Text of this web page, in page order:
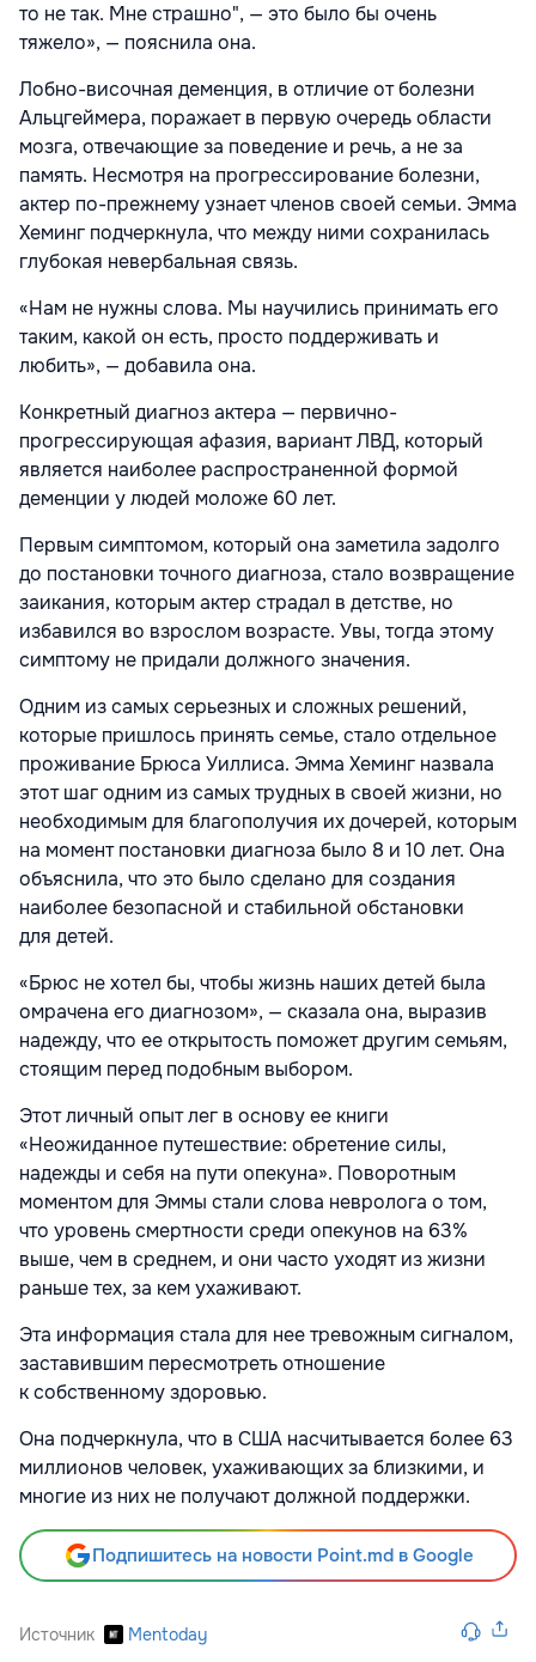
то не так. Мне страшно", — это было бы очень
тяжело», — пояснила она.
Лобно-височная деменция, в отличие от болезни
Альцгеймера, поражает в первую очередь области
мозга, отвечающие за поведение и речь, а не за
память. Несмотря на прогрессирование болезни,
актер по-прежнему узнает членов своей семьи. Эмма
Хеминг подчеркнула, что между ними сохранилась
глубокая невербальная связь.
«Нам не нужны слова. Мы научились принимать его
таким, какой он есть, просто поддерживать и
любить», — добавила она.
Конкретный диагноз актера — первично-
прогрессирующая афазия, вариант ЛВД, который
является наиболее распространенной формой
деменции у людей моложе 60 лет.
Первым симптомом, который она заметила задолго
до постановки точного диагноза, стало возвращение
заикания, которым актер страдал в детстве, но
избавился во взрослом возрасте. Увы, тогда этому
симптому не придали должного значения.
Одним из самых серьезных и сложных решений,
которые пришлось принять семье, стало отдельное
проживание Брюса Уиллиса. Эмма Хеминг назвала
этот шаг одним из самых трудных в своей жизни, но
необходимым для благополучия их дочерей, которым
на момент постановки диагноза было 8 и 10 лет. Она
объяснила, что это было сделано для создания
наиболее безопасной и стабильной обстановки
для детей.
«Брюс не хотел бы, чтобы жизнь наших детей была
омрачена его диагнозом», — сказала она, выразив
надежду, что ее открытость поможет другим семьям,
стоящим перед подобным выбором.
Этот личный опыт лег в основу ее книги
«Неожиданное путешествие: обретение силы,
надежды и себя на пути опекуна». Поворотным
моментом для Эммы стали слова невролога о том,
что уровень смертности среди опекунов на 63%
выше, чем в среднем, и они часто уходят из жизни
раньше тех, за кем ухаживают.
Эта информация стала для нее тревожным сигналом,
заставившим пересмотреть отношение
к собственному здоровью.
Она подчеркнула, что в США насчитывается более 63
миллионов человек, ухаживающих за близкими, и
многие из них не получают должной поддержки.
Подпишитесь на новости Point.md в Google
Источник Mentoday